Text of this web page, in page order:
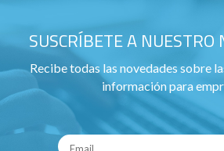
SUSCRÍBETE A NUESTRO
Recibe todas las novedades sobre
información para